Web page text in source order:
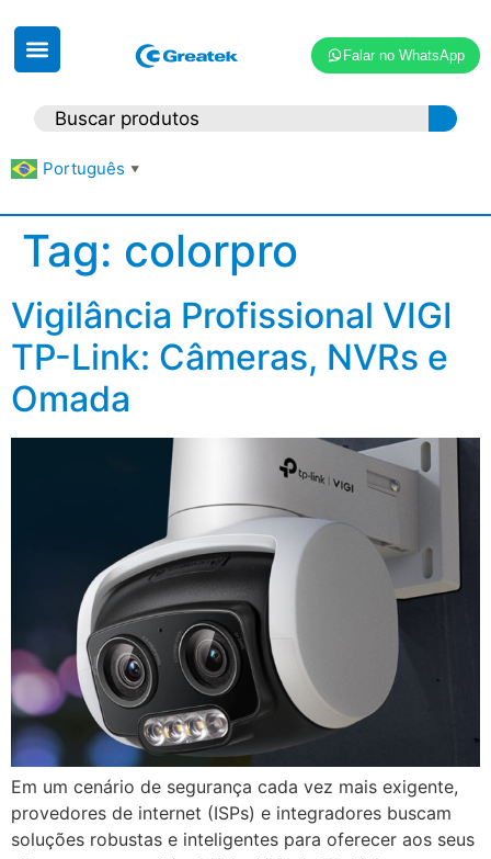
Falar no WhatsApp
Português ▼
Tag: colorpro
Vigilância Profissional VIGI
TP-Link: Câmeras, NVRs e
Omada
Em um cenário de segurança cada vez mais exigente,
provedores de internet (ISPs) e integradores buscam
soluções robustas e inteligentes para oferecer aos seus